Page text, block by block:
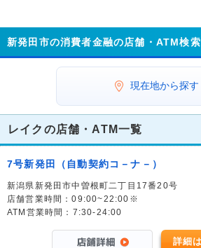
新発田市の消費者金融の店舗・ATM検索
現在地から探す
レイクの店舗・ATM一覧
7号新発田（自動契約コ－ナ－）
新潟県新発田市中曽根町二丁目17番20号
店舗営業時間：09:00~22:00※
ATM営業時間：7:30-24:00
詳細